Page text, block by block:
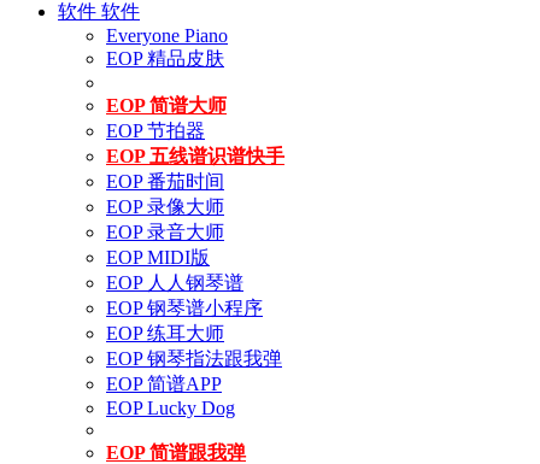
软件 软件
Everyone Piano
EOP 精品皮肤
EOP 简谱大师
EOP 节拍器
EOP 五线谱识谱快手
EOP 番茄时间
EOP 录像大师
EOP 录音大师
EOP MIDI版
EOP 人人钢琴谱
EOP 钢琴谱小程序
EOP 练耳大师
EOP 钢琴指法跟我弹
EOP 简谱APP
EOP Lucky Dog
EOP 简谱跟我弹